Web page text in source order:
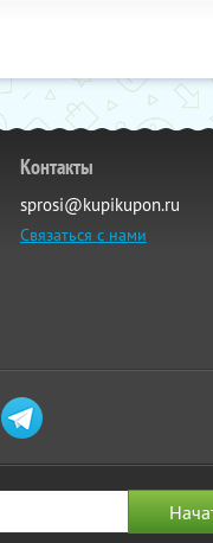
Контакты
sprosi@kupikupon.ru
Связаться с нами